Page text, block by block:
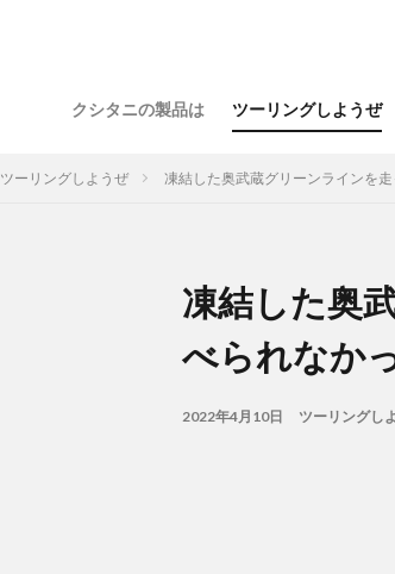
クシタニの製品は ツーリングしようぜ
ツーリングしようぜ 凍結した奥武蔵グリーンラインを
凍結した奥
べられなか
2022年4月10日 ツーリングし